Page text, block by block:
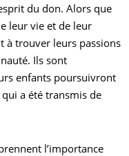
du don. Alors que
leur vie et de leur
à trouver leurs passions
Ils sont
enfants poursuivront
qui a été transmis de
l’importance